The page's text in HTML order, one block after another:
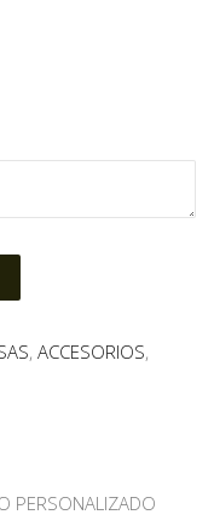
, ACCESORIOS,
PERSONALIZADO